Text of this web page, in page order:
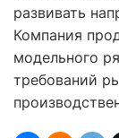
развивать
Компания
модельного
требований